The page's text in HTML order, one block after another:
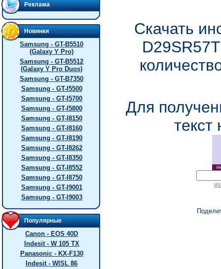
Реклама
Новинки
Samsung - GT-B5510
(Galaxy Y Pro)
Samsung - GT-B5512
(Galaxy Y Pro Duos)
Samsung - GT-B7350
Samsung - GT-I5500
Samsung - GT-I5700
Samsung - GT-I5800
Samsung - GT-I8150
Samsung - GT-I8160
Samsung - GT-I8190
Samsung - GT-I8262
Samsung - GT-I8350
Samsung - GT-I8552
Samsung - GT-I8750
Samsung - GT-I9001
Samsung - GT-I9003
Популярные
Canon - EOS 40D
Indesit - W 105 TX
Panasonic - KX-F130
Indesit - WISL 86
Скачать
Для
текст